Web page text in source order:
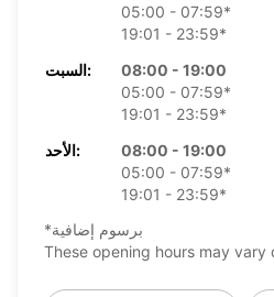
05:00 - 07:59*
19:01 - 23:59*
السبت:
08:00 - 19:00
05:00 - 07:59*
19:01 - 23:59*
الأحد:
08:00 - 19:00
05:00 - 07:59*
19:01 - 23:59*
*برسوم إضافية
These opening hours may vary